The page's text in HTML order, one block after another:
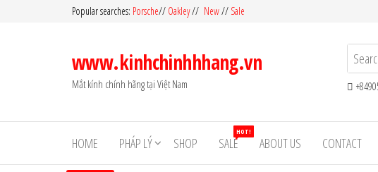
Popular searches: Porsche// Oakley// New// Sale
www.kinhchinhhhang.vn
Mắt kính chính hãng tại Việt Nam
HOME PHÁP LÝ SHOP SALE
HOT!
ABOUT US CONTACT